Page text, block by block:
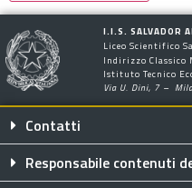
I.I.S. SALVADOR
Liceo Scientifico
Indirizzo Classico
Istituto Tecnico
Via U. Dini, 7 –
Contatti
Responsabile contenuti